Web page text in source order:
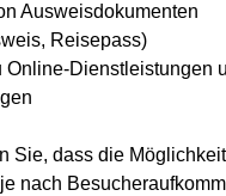
Ausweisdokumenten
Reisepass)
Online-Dienstleistungen
Sie, dass die
nach